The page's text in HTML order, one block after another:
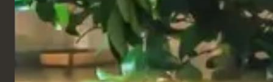
Tables complètes
Table Blackpool